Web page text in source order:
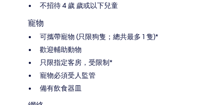
不招待 4 歲 歲或以下兒童
寵物
可攜帶寵物 (只限狗隻；總共最多 1 隻)*
歡迎輔助動物
只限指定客房，受限制*
寵物必須受人監管
備有飲食器皿